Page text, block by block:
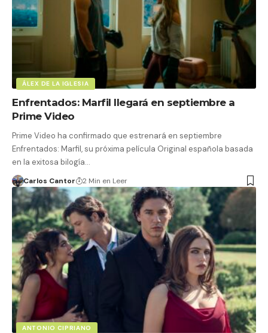
ÁLEX DE LA IGLESIA
Enfrentados: Marfil llegará en septiembre a
Prime Video
Prime Video ha confirmado que estrenará en septiembre
Enfrentados: Marfil, su próxima película Original española basada
en la exitosa bilogía…
Carlos Cantor 2 Min en Leer
ANTONIO CIPRIANO